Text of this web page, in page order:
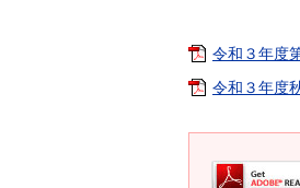
令和３年度
令和３年度